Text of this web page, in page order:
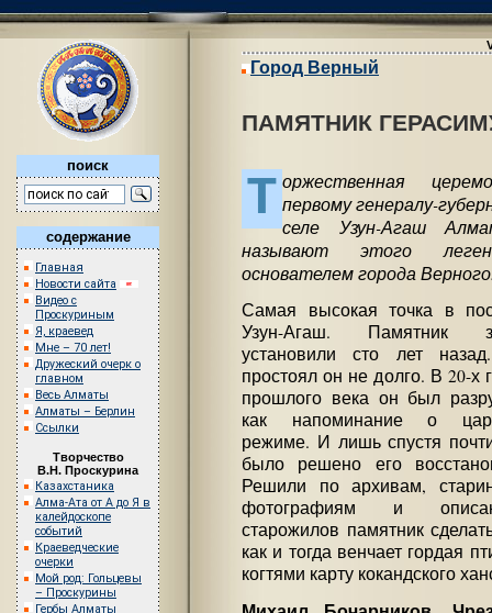
поиск
содержание
Главная
Новости сайта
Видео с
Проскуриным
Я, краевед
Мне – 70 лет!
Дружеский очерк о
главном
Весь Алматы
Алматы – Берлин
Ссылки
Творчество
В.Н. Проскурина
Казахстаника
Алма-Ата от А до Я в
калейдоскопе
событий
Краеведческие
очерки
Мой род: Гольцевы
– Проскурины
Гербы Алматы
Город Верный
ПАМЯТНИК
Т оржественная
первому генералу-
селе Узун-Агаш
называют этого
основателем города
Самая высокая точка в
Узун-Агаш. Памятник
установили сто лет
простоял он не долго. В 20-х
прошлого века он был
как напоминание о
режиме. И лишь спустя
было решено его
Решили по архивам,
фотографиям и
старожилов памятник
как и тогда венчает гордая
когтями карту кокандского